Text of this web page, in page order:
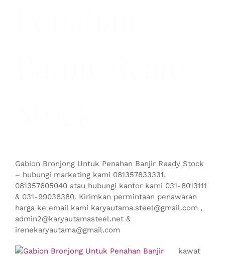
Gabion Bronjong Untuk Penahan Banjir Ready Stock
– hubungi marketing kami 081357833331,
081357605040 atau hubungi kantor kami 031-8013111
& 031-99038380. Kirimkan permintaan penawaran
harga ke email kami karyautama.steel@gmail.com ,
admin2@karyautamasteel.net &
irenekaryautama@gmail.com
kawat